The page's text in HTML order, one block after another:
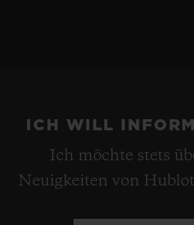
Faltschließe aus schwarzer
schwarzplattiertem Titan
ICH WILL
Ich möchte stets
Neuigkeiten von